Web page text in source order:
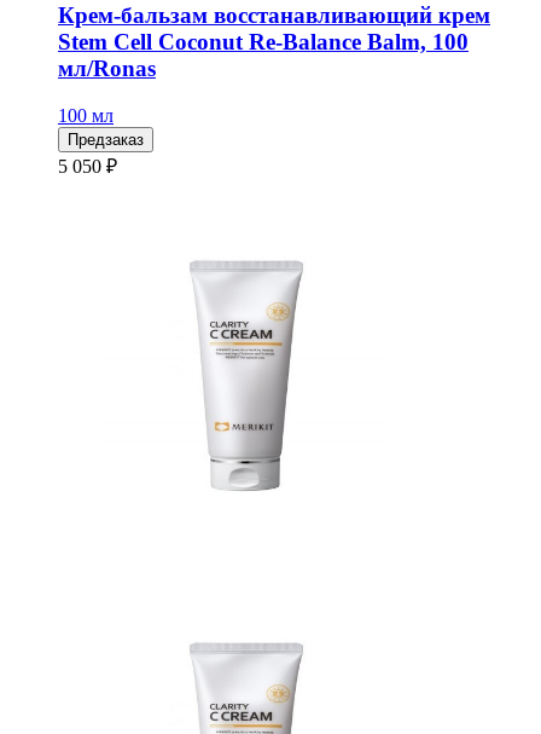
Крем-бальзам восстанавливающий крем
Stem Cell Coconut Re-Balance Balm, 100
мл/Ronas
100 мл
Предзаказ
5 050 ₽